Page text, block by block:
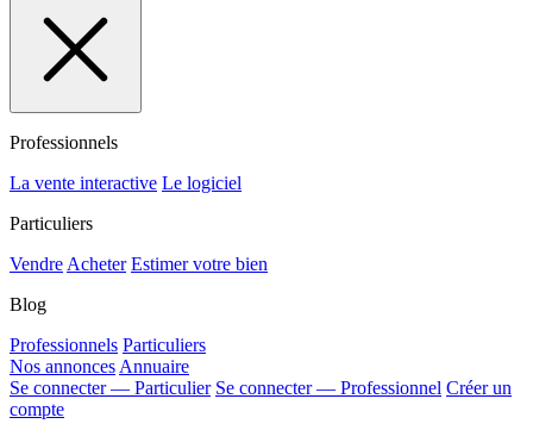
Professionnels
La vente interactive Le logiciel
Particuliers
Vendre Acheter Estimer votre bien
Blog
Professionnels Particuliers
Nos annonces Annuaire
Se connecter — Particulier Se connecter — Professionnel Créer un
compte